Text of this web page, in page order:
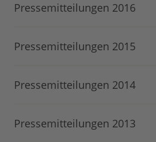
Pressemitteilungen 2016
Pressemitteilungen 2015
Pressemitteilungen 2014
Pressemitteilungen 2013